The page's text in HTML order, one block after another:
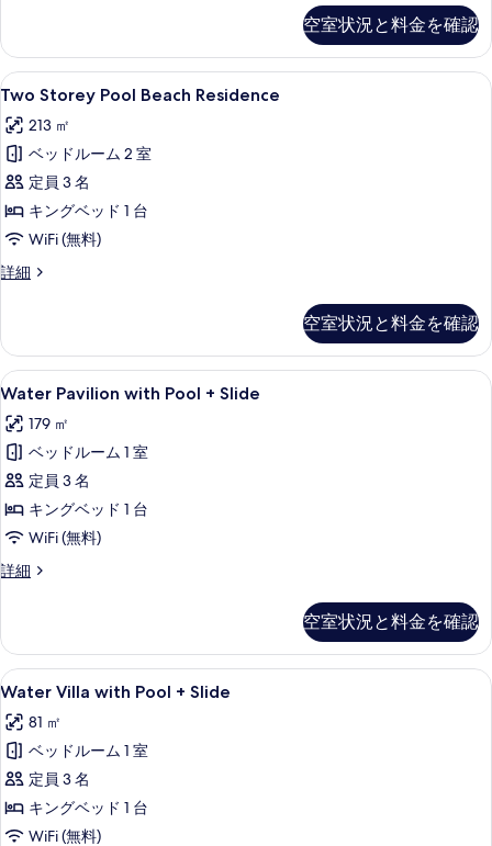
を
表
示
す
る
の
写
真
を
表
示
す
る
with
Pool
の
細
空室状況と料金を確認
Two
Storey
Pool
Beach
Residence
の
す
べ
写
真
を
表
示
す
る
エジプト綿のシーツ、高級寝具、羽
10
Two Storey Pool Beach Residence
213 ㎡
ベッドルーム 2 室
定員 3 名
キングベッド 1 台
WiFi (無料)
詳細
Two
Residence
の
詳
空室状況と料金を確認
Water
Pavilion
with
Pool
+
Slide
の
す
の
写
真
を
表
示
す
Water Pavilion with Pool + Slide | 航空
9
Water Pavilion with Pool + Slide
179 ㎡
ベッドルーム 1 室
定員 3 名
キングベッド 1 台
WiFi (無料)
詳細
Water
+
Slide
の
細
空室状況と料金を確認
Water
Villa
with
Pool
+
Slide
の
Water Villa with Pool + Slide | エジ
7
Water Villa with Pool + Slide
81 ㎡
ベッドルーム 1 室
定員 3 名
キングベッド 1 台
WiFi (無料)